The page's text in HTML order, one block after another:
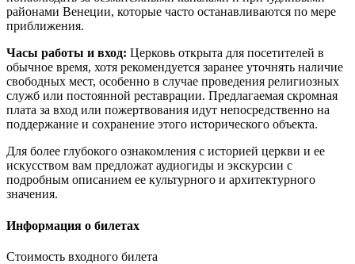
районами Венеции, которые часто останавливаются по мере
приближения.
Часы работы и вход: Церковь открыта для посетителей в
обычное время, хотя рекомендуется заранее уточнять наличие
свободных мест, особенно в случае проведения религиозных
служб или постоянной реставрации. Предлагаемая скромная
плата за вход или пожертвования идут непосредственно на
поддержание и сохранение этого исторического объекта.
Для более глубокого ознакомления с историей церкви и ее
искусством вам предложат аудиогиды и экскурсии с
подробным описанием ее культурного и архитектурного
значения.
Информация о билетах
Стоимость входного билета